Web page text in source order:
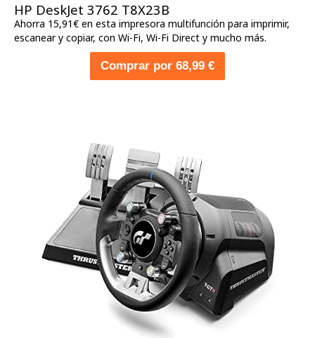
HP DeskJet 3762 T8X23B
Ahorra 15,91€ en esta impresora multifunción para imprimir,
escanear y copiar, con Wi-Fi, Wi-Fi Direct y mucho más.
Comprar por 68,99 €